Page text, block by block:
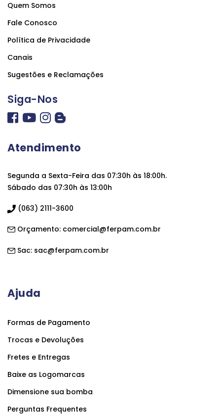
Quem Somos
Fale Conosco
Política de Privacidade
Canais
Sugestões e Reclamações
Siga-Nos
Atendimento
Segunda a Sexta-Feira das 07:30h às 18:00h.
Sábado das 07:30h às 13:00h
(063) 2111-3600
Orçamento: comercial@ferpam.com.br
Sac: sac@ferpam.com.br
Ajuda
Formas de Pagamento
Trocas e Devoluções
Fretes e Entregas
Baixe as Logomarcas
Dimensione sua bomba
Perguntas Frequentes